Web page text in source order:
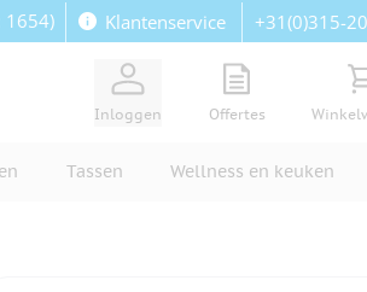
1654) Klantenservice +31(0)315-
Inloggen
View quote,
Offertes
Tassen Wellness en keuken